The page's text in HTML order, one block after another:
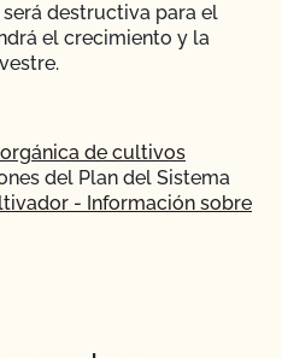
sin previo aviso?
destructiva para el
el crecimiento y la
de cultivos
del Plan del Sistema
- Información sobre